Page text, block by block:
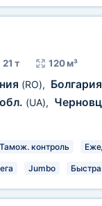
21 т 120 м³
(RO),
(UA),
Тамож. контроль
Jumbo